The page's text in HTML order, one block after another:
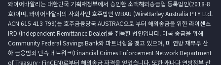
와이어바알리는 대한민국 기획재정부에서 승인한 소액해외송금업 등록법인(2018-8
호)이며, 와이어바알리의 자회사인 호주법인 WBAU (WireBarley Australia PTY Ltd.
ACN 615 413 799)는 호주금융당국 AUSTRAC으로 부터 해외송금을 위한 라이센스
IRD (Independent Remittance Dealer)를 취득한 법인입니다. 미국 송금을 위해
Community Federal Savings Bank와 파트너쉽을 맺고 있으며, 미 연방 재무부 산
하 금융범죄 단속 네트워크(Financial Crimes Enforcement Network Department
of Treasury · FinCEN)로부터 해외송금 자격을 얻었습니다. 또한 캐나다 연방정부 산